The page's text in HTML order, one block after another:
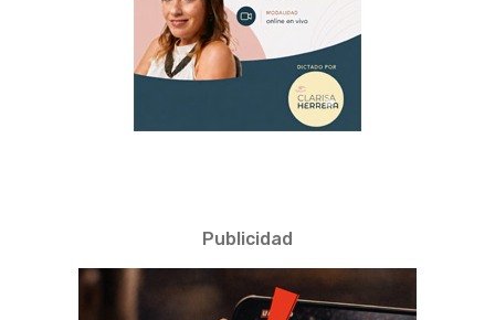
Publicidad